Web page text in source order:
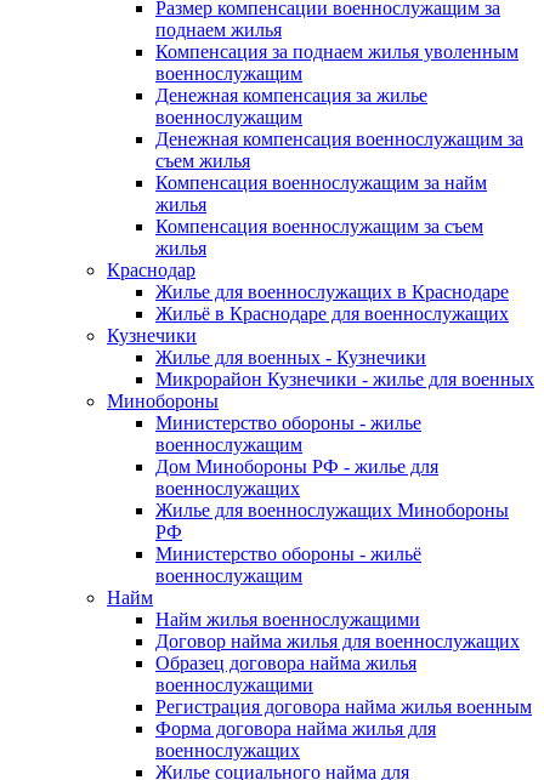
Размер компенсации военнослужащим за
поднаем жилья
Компенсация за поднаем жилья уволенным
военнослужащим
Денежная компенсация за жилье
военнослужащим
Денежная компенсация военнослужащим за
съем жилья
Компенсация военнослужащим за найм
жилья
Компенсация военнослужащим за съем
жилья
Краснодар
Жилье для военнослужащих в Краснодаре
Жильё в Краснодаре для военнослужащих
Кузнечики
Жилье для военных - Кузнечики
Микрорайон Кузнечики - жилье для военных
Минобороны
Министерство обороны - жилье
военнослужащим
Дом Минобороны РФ - жилье для
военнослужащих
Жилье для военнослужащих Минобороны
РФ
Министерство обороны - жильё
военнослужащим
Найм
Найм жилья военнослужащими
Договор найма жилья для военнослужащих
Образец договора найма жилья
военнослужащими
Регистрация договора найма жилья военным
Форма договора найма жилья для
военнослужащих
Жилье социального найма для